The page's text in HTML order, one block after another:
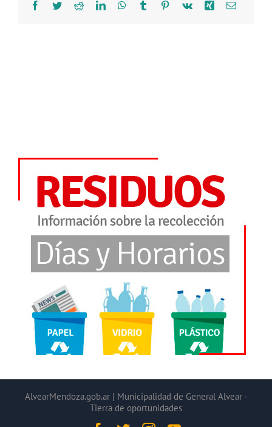
Facebook
TwitterRedditLinkedInWhatsApp
Tumblr Pinterest
Vk Xing Correo
AlvearMendoza.gob.ar | Municipalidad de General Alvear -
Tierra de oportunidades